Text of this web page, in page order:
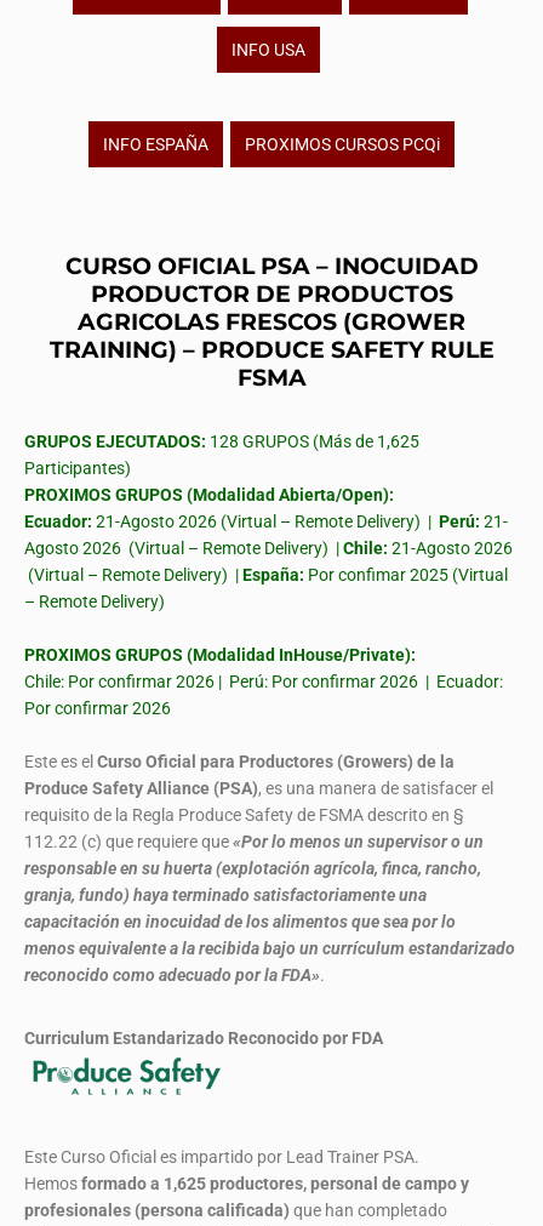
INFO USA
INFO ESPAÑA PROXIMOS CURSOS PCQi
CURSO OFICIAL PSA – INOCUIDAD
PRODUCTOR DE PRODUCTOS
AGRICOLAS FRESCOS (GROWER
TRAINING) – PRODUCE SAFETY RULE
FSMA
GRUPOS EJECUTADOS: 128 GRUPOS (Más de 1,625
Participantes)
PROXIMOS GRUPOS (Modalidad Abierta/Open):
Ecuador: 21-Agosto 2026 (Virtual – Remote Delivery) | Perú: 21-
Agosto 2026 (Virtual – Remote Delivery) |Chile: 21-Agosto 2026
(Virtual – Remote Delivery) |España: Por confimar 2025 (Virtual
– Remote Delivery)
PROXIMOS GRUPOS (Modalidad InHouse/Private):
Chile: Por confirmar 2026 | Perú: Por confirmar 2026 | Ecuador:
Por confirmar 2026
Este es el Curso Oficial para Productores (Growers) de la
Produce Safety Alliance (PSA), es una manera de satisfacer el
requisito de la Regla Produce Safety de FSMA descrito en §
112.22 (c) que requiere que«Por lo menos un supervisor o un
responsable en su huerta (explotación agrícola, finca, rancho,
granja, fundo) haya terminado satisfactoriamente una
capacitación en inocuidad de los alimentos que sea por lo
menos equivalente a la recibida bajo un currículum estandarizado
reconocido como adecuado por la FDA».
Curriculum Estandarizado Reconocido por FDA
Este Curso Oficial es impartido por Lead Trainer PSA.
Hemosformadoa 1,625 productores, personal de campo y
profesionales (persona calificada) que han completado